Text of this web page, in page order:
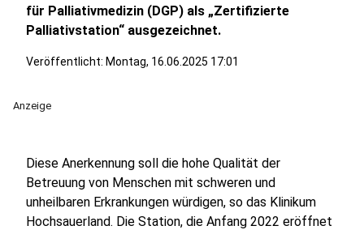
für Palliativmedizin (DGP) als „Zertifizierte
Palliativstation“ ausgezeichnet.
Veröffentlicht: Montag, 16.06.2025 17:01
Anzeige
Diese Anerkennung soll die hohe Qualität der
Betreuung von Menschen mit schweren und
unheilbaren Erkrankungen würdigen, so das Klinikum
Hochsauerland. Die Station, die Anfang 2022 eröffnet